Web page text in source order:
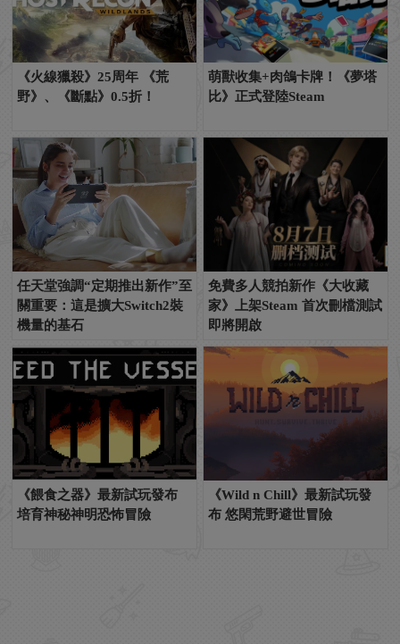
《火線獵殺》25周年 《荒
野》、《斷點》0.5折！
萌獸收集+肉鴿卡牌！《夢塔
比》正式登陸Steam
任天堂強調“定期推出新作”至
關重要：這是擴大Switch2裝
機量的基石
免費多人競拍新作《大收藏
家》上架Steam 首次刪檔測試
即將開啟
《餵食之器》最新試玩發布
培育神秘神明恐怖冒險
《Wild n Chill》最新試玩發
布 悠閑荒野避世冒險